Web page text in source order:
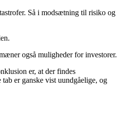
Så i modsætning til risiko og
også muligheder for investorer.
er, at der findes
er ganske vist uundgåelige, og